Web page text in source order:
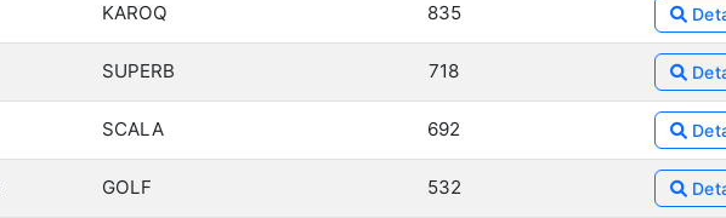
KAROQ 835
SUPERB 718
SCALA 692
GOLF 532